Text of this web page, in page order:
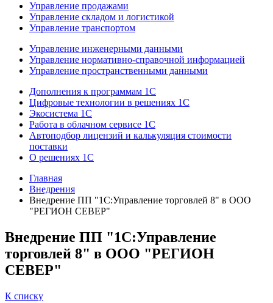
Управление продажами
Управление складом и логистикой
Управление транспортом
Управление инженерными данными
Управление нормативно-справочной информацией
Управление пространственными данными
Дополнения к программам 1С
Цифровые технологии в решениях 1С
Экосистема 1С
Работа в облачном сервисе 1С
Автоподбор лицензий и калькуляция стоимости
поставки
О решениях 1С
Главная
Внедрения
Внедрение ПП "1С:Управление торговлей 8" в ООО
"РЕГИОН СЕВЕР"
Внедрение ПП "1С:Управление
торговлей 8" в ООО "РЕГИОН
СЕВЕР"
К списку